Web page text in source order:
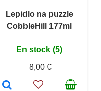
Lepidlo na puzzle
CobbleHill 177ml
En stock (5)
8,00 €